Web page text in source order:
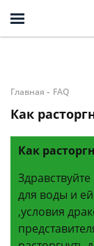
Главная - FAQ
Как
Как
для воды и
,условия